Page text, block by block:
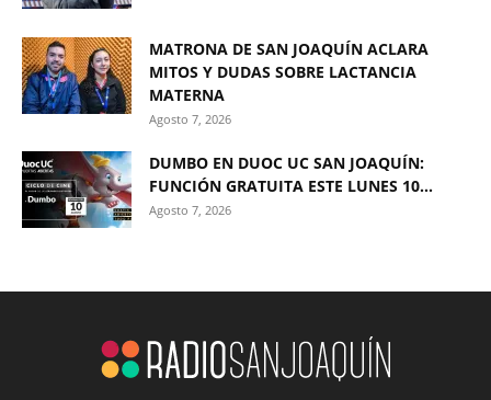
MATRONA DE SAN JOAQUÍN ACLARA
MITOS Y DUDAS SOBRE LACTANCIA
MATERNA
Agosto 7, 2026
DUMBO EN DUOC UC SAN JOAQUÍN:
FUNCIÓN GRATUITA ESTE LUNES 10...
Agosto 7, 2026